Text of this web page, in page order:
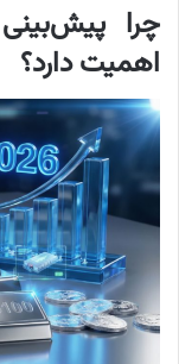
اهمیت دارد؟